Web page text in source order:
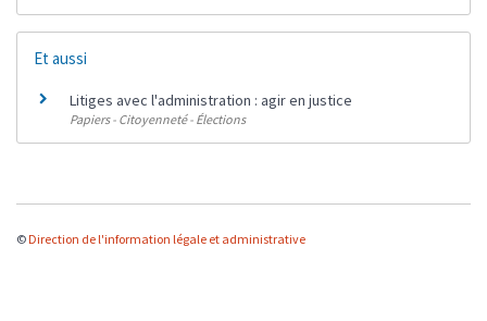
Et aussi
Litiges avec l'administration : agir en justice
Papiers - Citoyenneté - Élections
© Direction de l'information légale et administrative